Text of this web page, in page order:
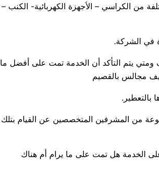
من الكراسي – الأجهزة الكهربائية- الكنب –
في الشركة.
ومتي يتم التأكد أن الخدمة تمت على أفضل ما
مجالس بالقصيم
بالتعطير.
من المشرفين المتخصصين عن القيام بتلك
الخدمة هل تمت على ما يرام أم هناك